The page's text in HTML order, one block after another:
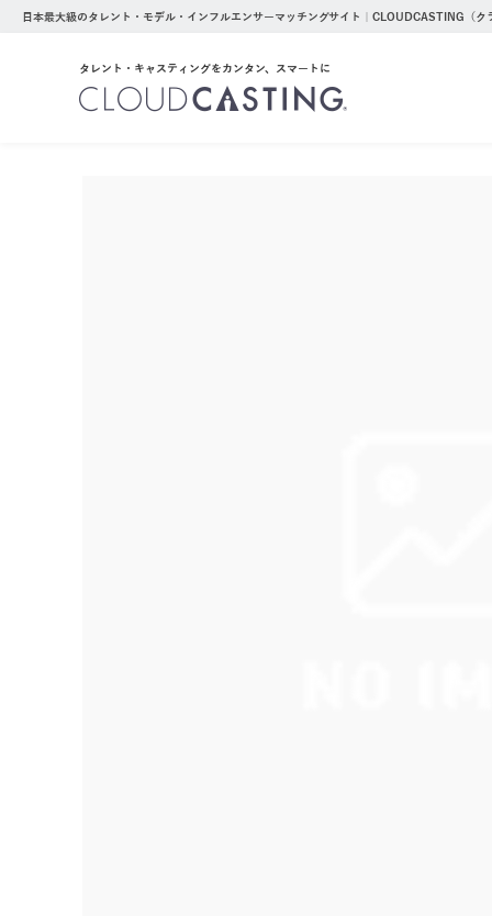
日本最大級のタレント・モデル・インフルエンサーマッチングサイト｜CLOUDCASTING（ク
タレント・キャスティングをカンタン、スマートに